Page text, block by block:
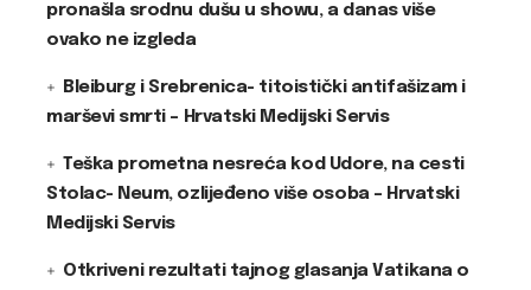
pronašla srodnu dušu u showu, a danas više
ovako ne izgleda
Bleiburg i Srebrenica- titoistički antifašizam i
marševi smrti – Hrvatski Medijski Servis
Teška prometna nesreća kod Udore, na cesti
Stolac- Neum, ozlijeđeno više osoba – Hrvatski
Medijski Servis
Otkriveni rezultati tajnog glasanja Vatikana o